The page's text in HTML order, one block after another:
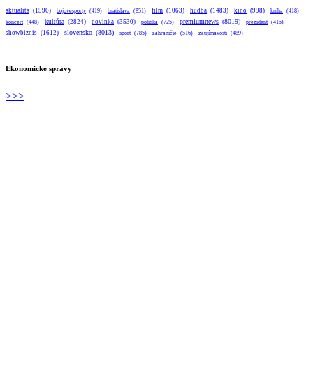
aktualita (1596) bojovesporty (419) bratislava (851) film (1063) hudba (1483) kino (998) kniha (418)
koncert (448) kultúra (2824) novinka (3530) politika (725) premiumnews (8019) prezident (415)
showbiznis (1612) slovensko (8013) sport (785) zahraničie (516) zaujímavosti (489)
Ekonomické správy
>>>